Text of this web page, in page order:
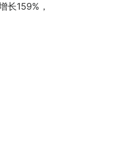
长159%，